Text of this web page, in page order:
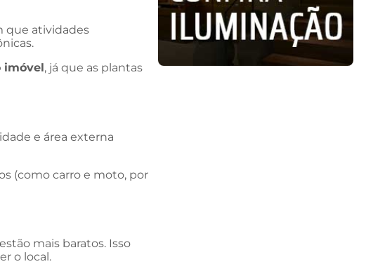
que atividades
imóvel, já que as plantas
e área externa
(como carro e moto, por
mais baratos. Isso
o local.